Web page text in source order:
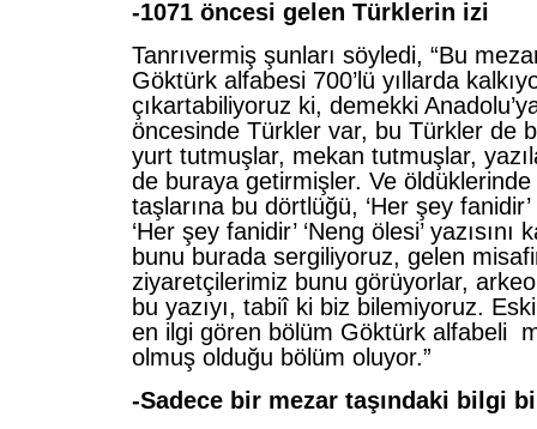
-1071 öncesi gelen Türklerin izi
Tanrıvermiş şunları söyledi, “Bu
Göktürk alfabesi 700’lü yıllarda
çıkartabiliyoruz ki, demekki
öncesinde Türkler var, bu Türkler de
yurt tutmuşlar, mekan tutmuşlar,
de buraya getirmişler. Ve
taşlarına bu dörtlüğü, ‘Her şey
‘Her şey fanidir’ ‘Neng ölesi’ yazısını
bunu burada sergiliyoruz, gelen
ziyaretçilerimiz bunu görüyorlar,
bu yazıyı, tabiî ki biz bilemiyoruz.
en ilgi gören bölüm Göktürk alfabeli
olmuş olduğu bölüm oluyor.”
-Sadece bir mezar taşındaki bilgi